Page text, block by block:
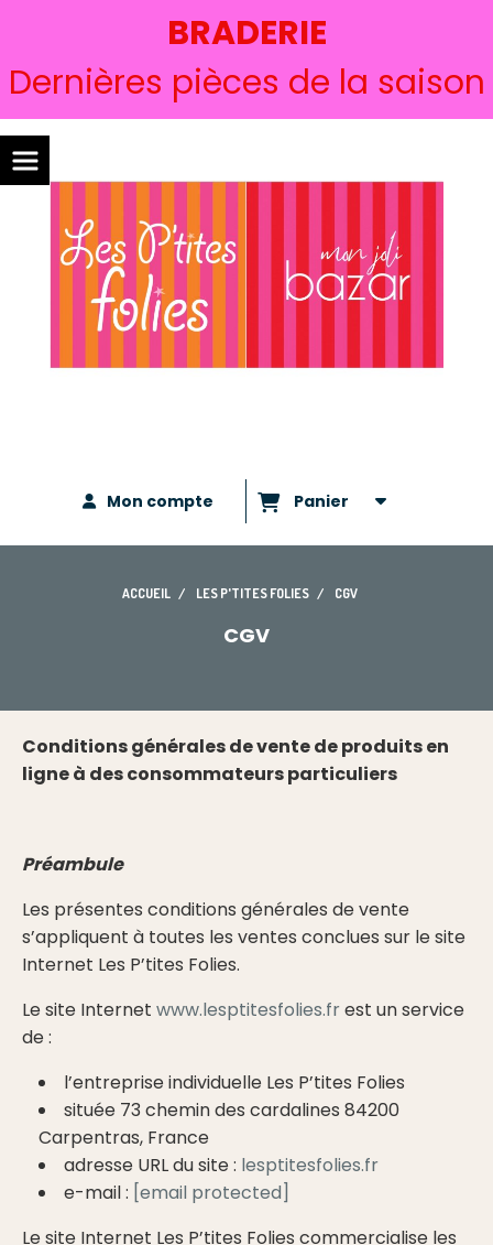
BRADERIE
Dernières pièces de la saison
Mon compte Panier
ACCUEIL LES P'TITES FOLIES CGV
CGV
Conditions générales de vente de produits en
ligne à des consommateurs particuliers
Préambule
Les présentes conditions générales de vente
s’appliquent à toutes les ventes conclues sur le site
Internet Les P’tites Folies.
Le site Internet www.lesptitesfolies.frest un service
de :
l’entreprise individuelle Les P’tites Folies
située 73 chemin des cardalines 84200
Carpentras, France
adresse URL du site : lesptitesfolies.fr
e-mail : [email protected]
Le site Internet Les P’tites Folies commercialise les